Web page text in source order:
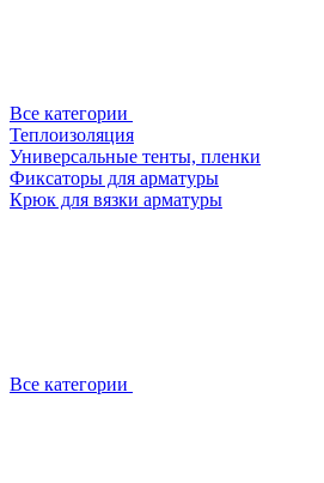
Все категории
Теплоизоляция
Универсальные тенты, пленки
Фиксаторы для арматуры
Крюк для вязки арматуры
Все категории